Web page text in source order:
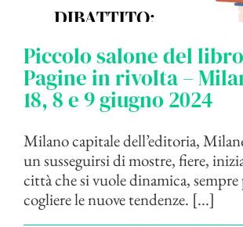
Piccolo salone del
Pagine in rivolta –
18, 8 e 9 giugno 2024
Milano capitale dell’editoria,
un susseguirsi di mostre, fiere,
città che si vuole dinamica,
cogliere le nuove tendenze. [...]